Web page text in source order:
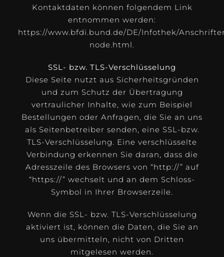
Kontaktdaten können folgendem Link
entnommen werden:
https://www.bfdi.bund.de/DE/Infothek/
node.html.
SSL- bzw. TLS-Verschlüsselung
Diese Seite nutzt aus Sicherheitsgründen
und zum Schutz der Übertragung
vertraulicher Inhalte, wie zum Beispiel
Bestellungen oder Anfragen, die Sie an uns
als Seitenbetreiber senden, eine SSL-bzw.
TLS-Verschlüsselung. Eine verschlüsselte
Verbindung erkennen Sie daran, dass die
Adresszeile des Browsers von “http://” auf
“https://” wechselt und an dem Schloss-
Symbol in Ihrer Browserzeile.
Wenn die SSL- bzw. TLS-Verschlüsselung
aktiviert ist, können die Daten, die Sie an
uns übermitteln, nicht von Dritten
mitgelesen werden.